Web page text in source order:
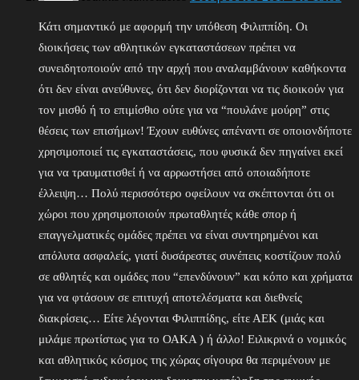
Κάτι σημαντικό με αφορμή την υπόθεση Φιλιππίδη. Οι
διοικήσεις των αθλητικών εγκαταστάσεων πρέπει να
συνειδητοποιούν από την αρχή που αναλαμβάνουν καθήκοντα
ότι δεν είναι ανεύθυνες, ότι δεν διορίζονται να τις διοικούν για
τον μισθό ή το επιμίσθιο ούτε για να “πουλάνε μούρη” στις
θέσεις των επισήμων! Έχουν ευθύνες απέναντι σε οποιονδήποτε
χρησιμοποιεί τις εγκαταστάσεις, που φυσικά δεν πηγαίνει εκεί
για να τραυματισθεί ή να αρρωστήσει από οποιαδήποτε
έλλειψη… Πολύ περισσότερο οφείλουν να σκέπτονται ότι οι
χώροι που χρησιμοποιούν πρωταθλητές κάθε σπορ ή
επαγγελματικές ομάδες πρέπει να είναι συντηρημένοι και
απόλυτα ασφαλείς, γιατί δυσάρεστες συνέπεις κοστίζουν πολύ
σε αθλητές και ομάδες που “επενδύνουν” και κόπο και χρήματα
για να φτάσουν σε επιτυχή αποτελέσματα και διεθνείς
διακρίσεις… Είτε λέγονται Φιλιππίδης, είτε ΑΕΚ (μιάς και
μιλάμε πρωτίστως για το ΟΑΚΑ ) ή άλλο! Ειλικρινά ο νομικός
και αθλητικός κόσμος της χώρας σίγουρα θα περιμένουν με